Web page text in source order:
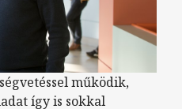
működik,
így is sokkal